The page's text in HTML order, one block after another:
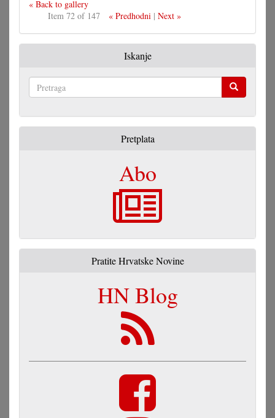
« Back to gallery
Item 72 of 147
« Predhodni| Next »
Iskanje
Pretplata
Abo
Pratite Hrvatske Novine
HN Blog